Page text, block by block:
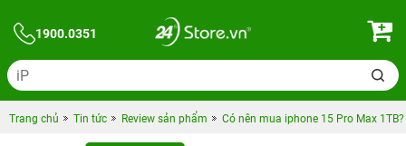
1900.0351
Trang chủ Tin tức Review sản phẩm Có nên mua iphone 15 Pro Max